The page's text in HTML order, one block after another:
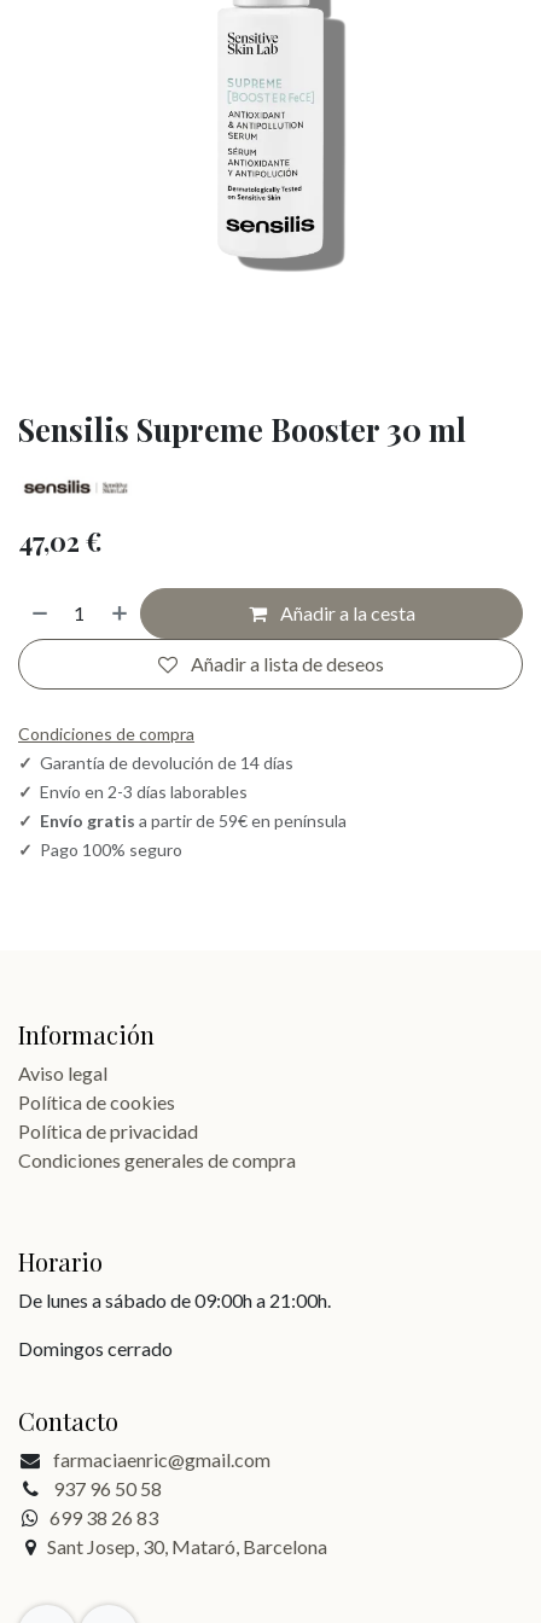
Sensilis Supreme Booster 30 ml
47,02 €
Añadir a la cesta
Añadir a lista de deseos
Condiciones de compra
✓ Garantía de devolución de 14 días
✓ Envío en 2-3 días laborables
✓ Envío gratis a partir de 59€ en península
✓ Pago 100% seguro
Información
Aviso legal
Política de cookies
Política de privacidad
Condiciones generales de compra
Horario
De lunes a sábado de 09:00h a 21:00h.
Domingos cerrado
Contacto
farmaciaenric@gmail.com
937 96 50 58
699 38 26 83
Sant Josep, 30, Mataró, Barcelona